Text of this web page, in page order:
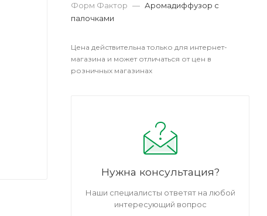
Форм Фактор — Аромадиффузор с
палочками
Цена действительна только для интернет-
магазина и может отличаться от цен в
розничных магазинах
Нужна консультация?
Наши специалисты ответят на любой
интересующий вопрос